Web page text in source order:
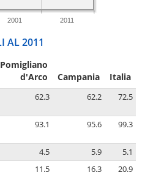
2001 2011
AL 2011
Pomigliano
d'Arco
Campania Italia
62.3 62.2 72.5
93.1 95.6 99.3
4.5 5.9
5.1
11.5 16.3 20.9